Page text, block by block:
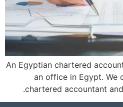
An Egyptian chartered
an office in Egypt.
chartered accountant